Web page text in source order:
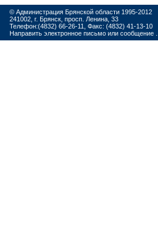
© Администрация Брянской области 1995-2012
241002, г. Брянск, просп. Ленина, 33
Телефон:(4832) 66-26-11, Факс: (4832) 41-13-10
Направить электронное письмо или сообщение ...